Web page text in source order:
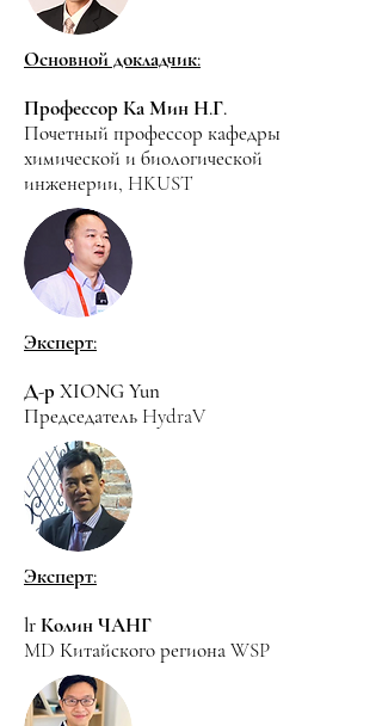
Основной докладчик:
Профессор Ка Мин Н.Г.
Почетный профессор кафедры
химической и биологической
инженерии, HKUST
Эксперт:
Д-р XIONG Yun
Председатель HydraV
Эксперт:
lr Колин ЧАНГ
MD Китайского региона WSP